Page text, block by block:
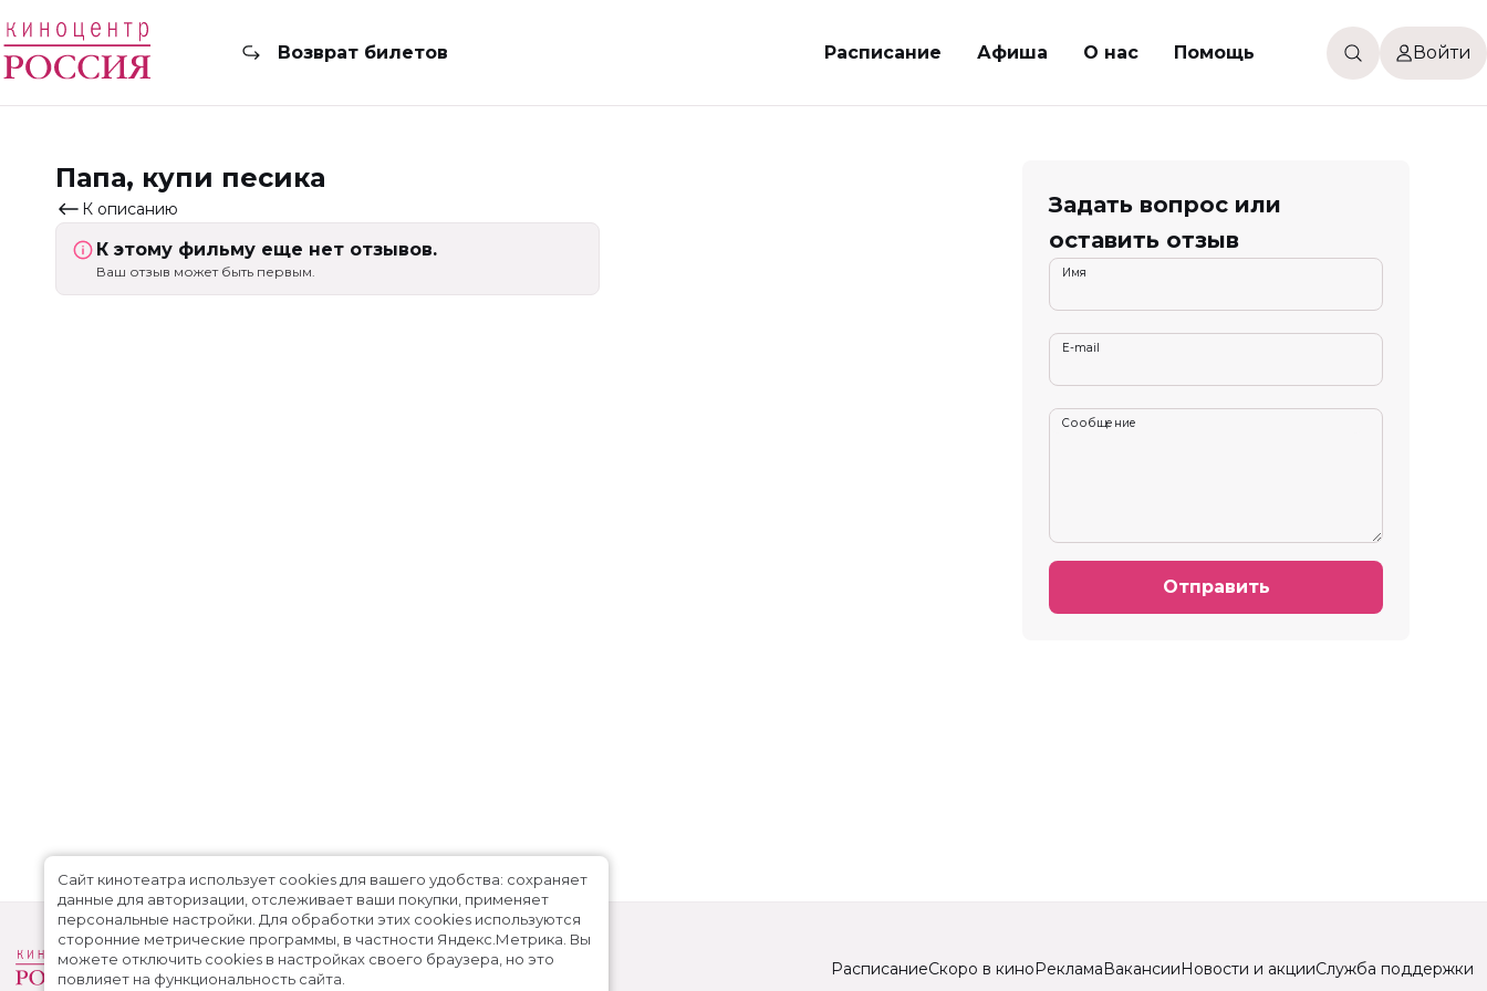
Возврат билетов Расписание Афиша О нас Помощь Войти
Папа, купи песика
К описанию
К этому фильму еще нет отзывов.
Ваш отзыв может быть первым.
Задать вопрос или
оставить отзыв
Имя
E-mail
Сообщение
Отправить
РасписаниеСкоро в киноРекламаВакансииНовости и акцииСлужба поддержки
Сайт кинотеатра использует cookies для вашего удобства: сохраняет
данные для авторизации, отслеживает ваши покупки, применяет
персональные настройки. Для обработки этих cookies используются
сторонние метрические программы, в частности Яндекс.Метрика. Вы
можете отключить cookies в настройках своего браузера, но это
повлияет на функциональность сайта.